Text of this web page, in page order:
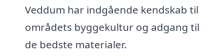
Veddum har indgående kendskab til
områdets byggekultur og adgang til
de bedste materialer.